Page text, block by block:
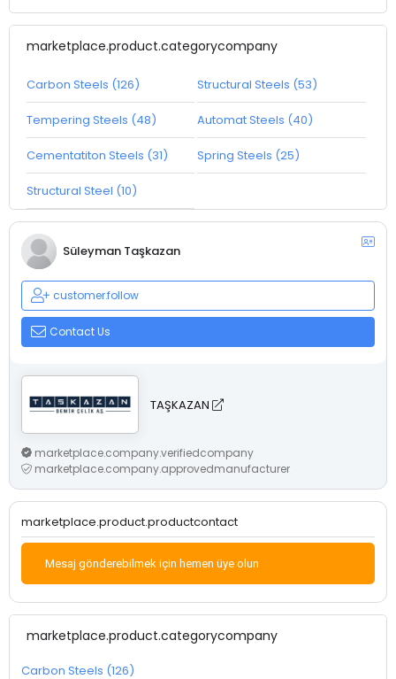
marketplace.product.categorycompany
Carbon Steels (126) Structural Steels (53)
Tempering Steels (48) Automat Steels (40)
Cementatiton Steels (31) Spring Steels (25)
Structural Steel (10)
Süleyman Taşkazan
customer.follow
Contact Us
TAŞKAZAN
marketplace.company.verifiedcompany
marketplace.company.approvedmanufacturer
marketplace.product.productcontact
Mesaj gönderebilmek için hemen üye olun
marketplace.product.categorycompany
Carbon Steels (126)